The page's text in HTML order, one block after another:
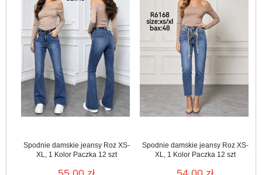
Spodnie damskie jeansy Roz XS-
XL, 1 Kolor Paczka 12 szt
Spodnie damskie jeansy Roz XS-
XL, 1 Kolor Paczka 12 szt